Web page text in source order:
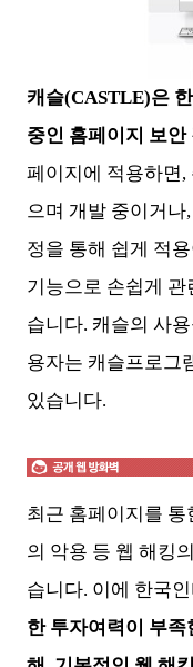
캐슬(CASTLE)은
중인 홈페이지 보안
페이지에 적용하면,
으며 개발 중이거나
정을 통해 쉽게 적
기능으로 손쉽게 관
습니다. 캐슬의 사
용자는 캐슬프로그
있습니다.
최근 홈페이지를
의 악용 등 웹 해킹
습니다. 이에 한국
한 투자여력이 부족